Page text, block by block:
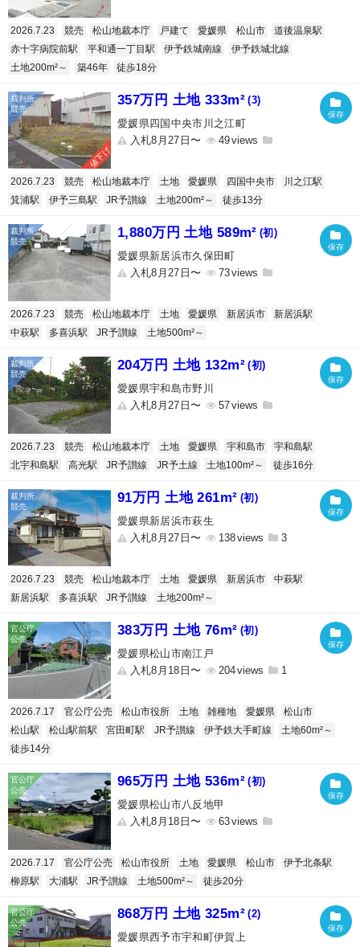
2026.7.23 競売 松山地裁本庁 戸建て 愛媛県 松山市
道後温泉駅
赤十字病院前駅
平和通一丁目駅 伊予鉄城南線
伊予鉄城北線
土地200m²～
築46年 徒歩18分
値下げ
357万円 土地 333m² (3)
愛媛県四国中央市川之江町
入札8月27日〜
49
2026.7.23 競売 松山地裁本庁 土地 愛媛県 四国中央市
川之江駅
箕浦駅
伊予三島駅 JR予讃線 土地200m²～ 徒歩13分
1,880万円 土地 589m² (初)
愛媛県新居浜市久保田町
入札8月27日〜
73
2026.7.23 競売 松山地裁本庁 土地 愛媛県 新居浜市
新居浜駅
中萩駅
多喜浜駅 JR予讃線 土地500m²～
204万円 土地 132m² (初)
愛媛県宇和島市野川
入札8月27日〜
57
2026.7.23 競売 松山地裁本庁 土地 愛媛県 宇和島市
宇和島駅
北宇和島駅
高光駅 JR予讃線 JR予土線 土地100m²～ 徒歩16分
91万円 土地 261m² (初)
愛媛県新居浜市萩生
入札8月27日〜
138 3
2026.7.23 競売 松山地裁本庁 土地 愛媛県 新居浜市
中萩駅
新居浜駅
多喜浜駅 JR予讃線 土地200m²～
383万円 土地 76m² (初)
愛媛県松山市南江戸
入札8月18日〜
204 1
2026.7.17 官公庁公売 松山市役所 土地 雑種地 愛媛県
松山市
松山駅
松山駅前駅 宮田町駅 JR予讃線 伊予鉄大手町線
土地60m²～
徒歩14分
965万円 土地 536m² (初)
愛媛県松山市八反地甲
入札8月18日〜
63
2026.7.17 官公庁公売 松山市役所 土地 愛媛県 松山市
伊予北条駅
柳原駅
大浦駅 JR予讃線 土地500m²～ 徒歩20分
868万円 土地 325m² (2)
愛媛県西予市宇和町伊賀上